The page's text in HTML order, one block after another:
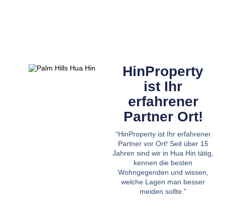
HinProperty
ist Ihr
erfahrener
Partner Ort!
“HinProperty ist Ihr erfahrener
Partner vor Ort! Seit über 15
Jahren sind wir in Hua Hin tätig,
kennen die besten
Wohngegenden und wissen,
welche Lagen man besser
meiden sollte.”